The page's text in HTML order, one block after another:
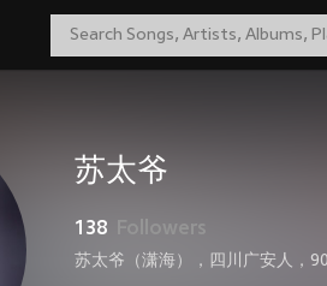
苏太爷
138 Followers